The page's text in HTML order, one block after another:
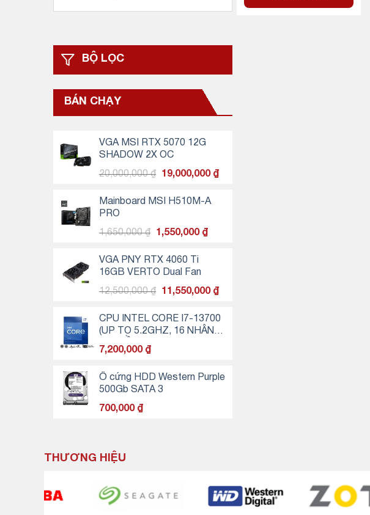
BỘ LỌC
BÁN CHẠY
VGA MSI RTX 5070 12G
SHADOW 2X OC
20,000,000₫
Giá
là:
19,000,000 ₫
Mainboard MSI H510M-A
PRO
1,650,000₫
Giá
là:
1,650,000 ₫.
1,550,000 ₫
VGA PNY RTX 4060 Ti
16GB VERTO Dual Fan
12,500,000₫
Giá
là:
12,500,000 ₫.
11,550,000 ₫
tại
CPU INTEL CORE I7-13700
(UP TO 5.2GHZ, 16 NHÂN
24 LUỒNG, 30MB CACHE,
65W) - SOCKET INTEL LGA
7,200,000 ₫
Ổ cứng HDD Western Purple
500Gb SATA 3
700,000 ₫
THƯƠNG HIỆU